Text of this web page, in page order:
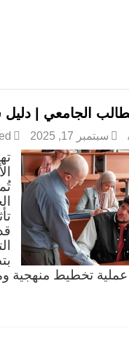
الجامعي | دليل
سبتمبر 17, 2025
عملية تخطيط منهجية